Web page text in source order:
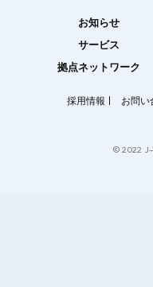
お知らせ
サービス
拠点ネットワーク
採用情報 お問い
© 2022